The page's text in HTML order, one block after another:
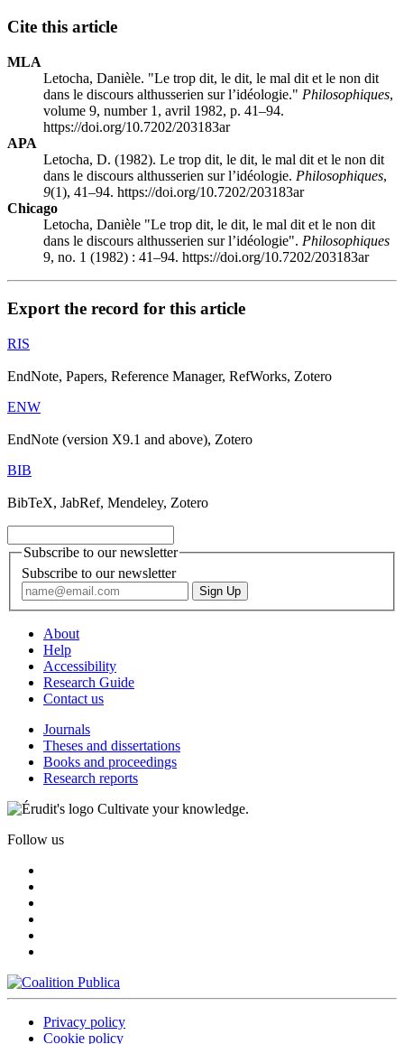
Cite this article
MLA
Letocha, Danièle. "Le trop dit, le dit, le mal dit et le non dit
dans le discours althusserien sur l’idéologie." Philosophiques,
volume 9, number 1, avril 1982, p. 41–94.
https://doi.org/10.7202/203183ar
APA
Letocha, D. (1982). Le trop dit, le dit, le mal dit et le non dit
dans le discours althusserien sur l’idéologie. Philosophiques,
9(1), 41–94. https://doi.org/10.7202/203183ar
Chicago
Letocha, Danièle "Le trop dit, le dit, le mal dit et le non dit
dans le discours althusserien sur l’idéologie". Philosophiques
9, no. 1 (1982) : 41–94. https://doi.org/10.7202/203183ar
Export the record for this article
RIS
EndNote, Papers, Reference Manager, RefWorks, Zotero
ENW
EndNote (version X9.1 and above), Zotero
BIB
BibTeX, JabRef, Mendeley, Zotero
Subscribe to our newsletter
Subscribe to our newsletter
About
Help
Accessibility
Research Guide
Contact us
Journals
Theses and dissertations
Books and proceedings
Research reports
Cultivate your knowledge.
Follow us
Privacy policy
Cookie policy